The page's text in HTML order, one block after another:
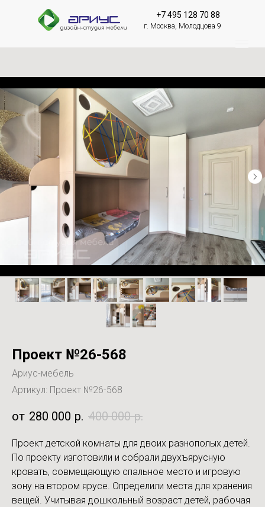
+7 495 128 70 88
г. Москва, Молодцова 9
Проект №26-568
Ариус-мебель
Артикул: Проект №26-568
280 000 р. 400 000 р.
Проект детской комнаты для двоих разнополых детей.
По проекту изготовили и собрали двухъярусную
кровать, совмещающую спальное место и игровую
зону на втором ярусе. Определили места для хранения
вещей. Учитывая дошкольный возраст детей, рабочая